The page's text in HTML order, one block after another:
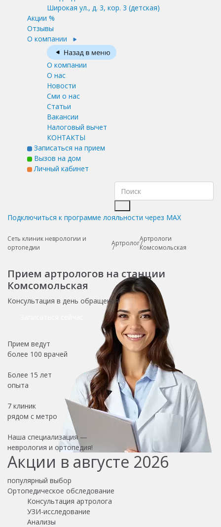
Широкая ул., д. 3, кор. 3 (детская)
Акции %
Отзывы
О компании
О компании
О нас
Новости
Сми о нас
Статьи
Вакансии
Налоговый вычет
КОНТАКТЫ
Записаться на прием
Вызов на дом
Личный кабинет
Подключиться к программе лояльности через MAX
Сеть клиник неврологии и
ортопедии
Артролог
Артрологи
Комсомольская
Прием артрологов на станции
Комсомольская
Консультация в день обращения!
Прием ведут
более 100 врачей
Более 15 лет
опыта
7 клиник
рядом с метро
Наша специализация —
неврология и ортопедия!
Акции в августе 2026
популярный выбор
Ортопедическое обследование
Консультация артролога
УЗИ-исследование
Анализы